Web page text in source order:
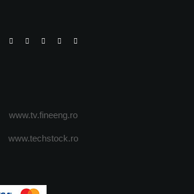
www.tv.fineeng.ro
www.techstock.ro